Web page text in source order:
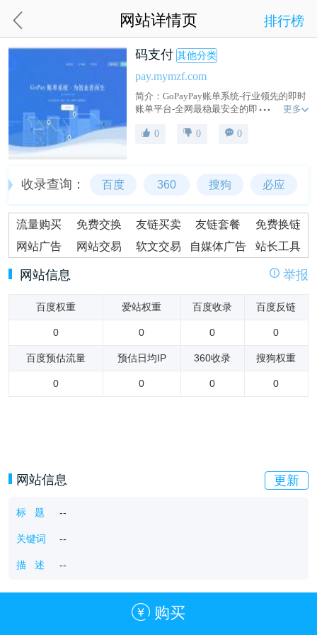
网站详情页 排行榜
码支付 其他分类
pay.mymzf.com
简介：GoPayPay账单系统-行业领先的即时
账单平台-全网最稳最安全的即时账单平台-
训，励志打造最稳定最安全的账单系统，
更多
0 0 0
收录查询： 百度 360 搜狗 必应
流量购买 免费交换 友链买卖 友链套餐
免费换链
网站广告
网站交易 软文交易 自媒体广告 站长工具
网站信息 举报
百度权重 爱站权重 百度收录 百度反链
0 0 0 0
百度预估流量 预估日均IP 360收录 搜狗权重
0 0 0 0
网站信息 更新
标 题 --
关键词 --
描 述 --
购买